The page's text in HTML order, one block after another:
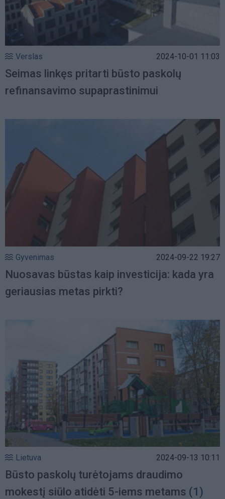
Verslas 2024-10-01 11:03
Seimas linkęs pritarti būsto paskolų
refinansavimo supaprastinimui
Gyvenimas 2024-09-22 19:27
Nuosavas būstas kaip investicija: kada yra
geriausias metas pirkti?
Lietuva 2024-09-13 10:11
Būsto paskolų turėtojams draudimo
mokestį siūlo atidėti 5-iems metams (1)